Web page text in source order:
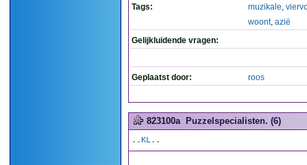
Tags:
muzikale,
woont, azië
Gelijkluidende vragen:
Geplaatst door: roos
823100a Puzzelspecialisten. (6)
..KL..